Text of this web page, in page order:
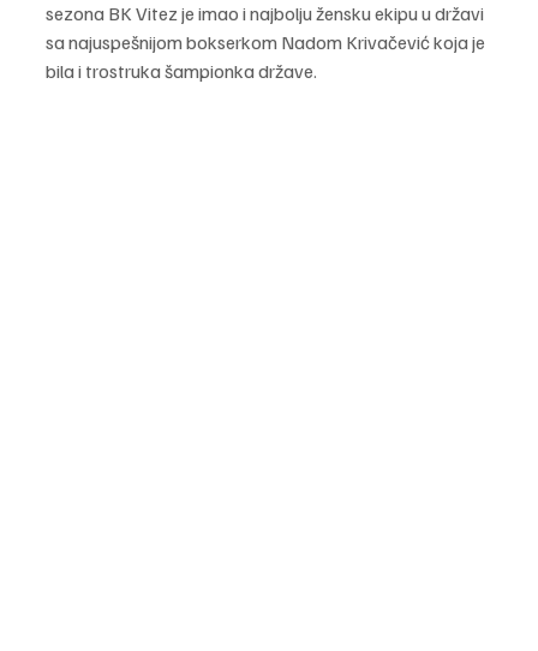
sezona BK Vitez je imao i najbolju žensku ekipu u državi
sa najuspešnijom bokserkom Nadom Krivačević koja je
bila i trostruka šampionka države.